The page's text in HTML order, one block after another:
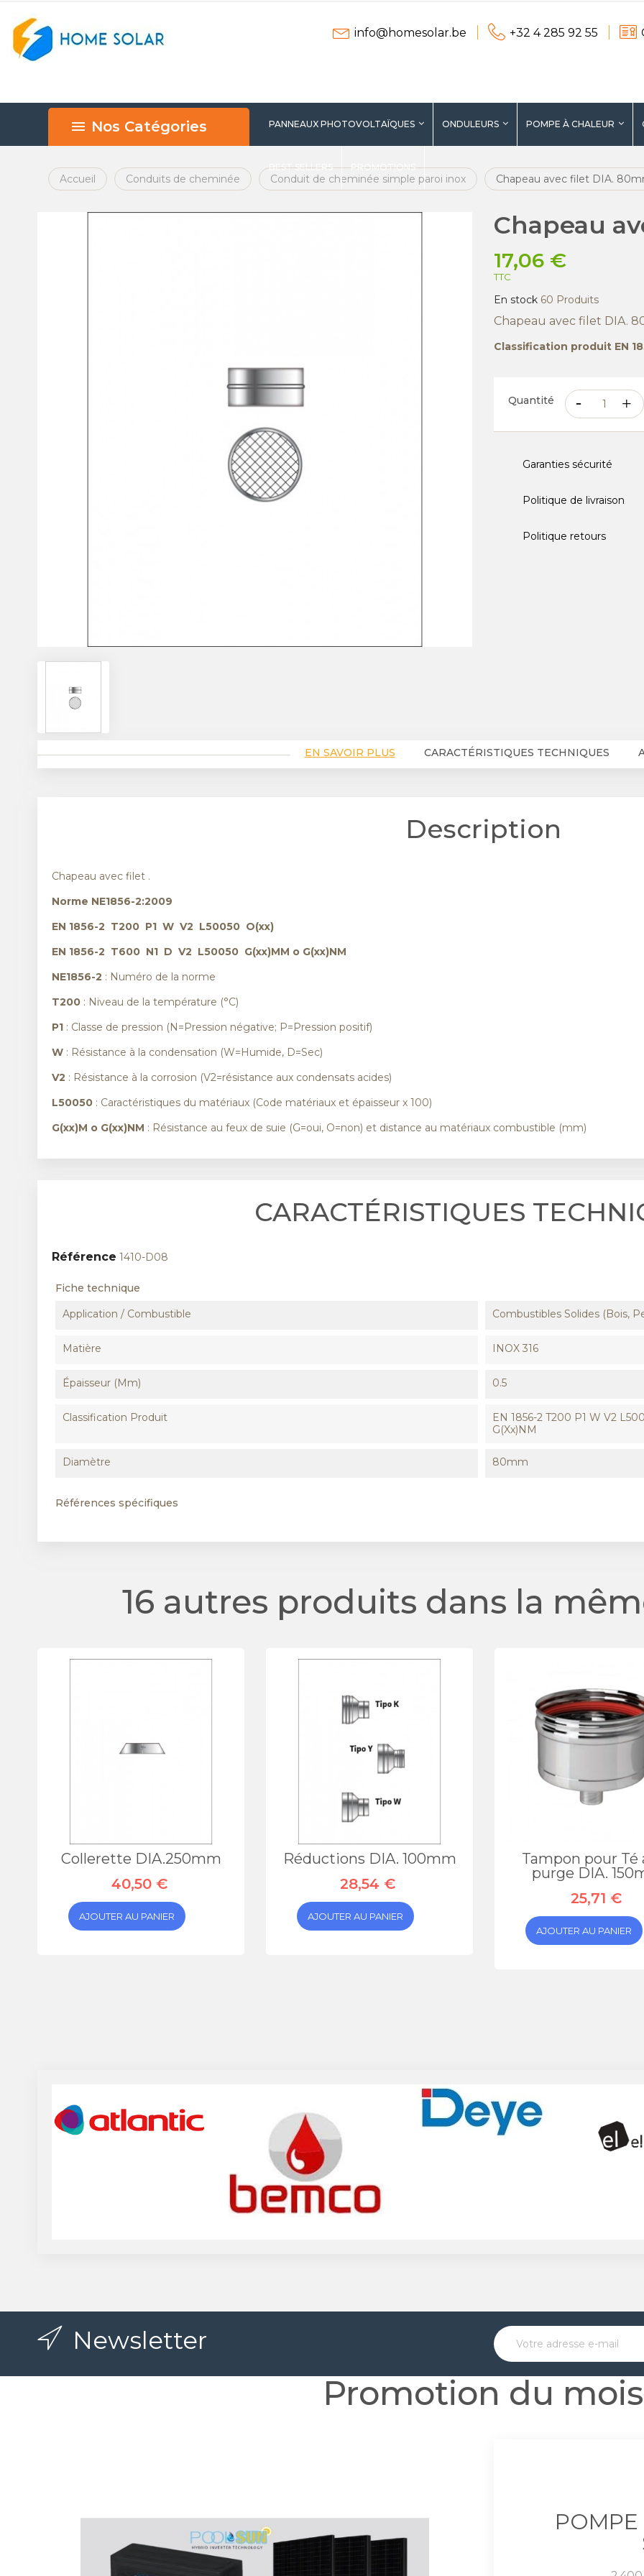
info@homesolar.be +32 4 285 92 55
Nos Catégories PANNEAUX PHOTOVOLTAÏQUES ONDULEURS POMPE À CHALEUR
BEST SELLERS PROMOTIONS
Accueil Conduits de cheminée Conduit de cheminée simple paroi inox Chapeau avec filet DIA.
Chapeau
17,06 €
TTC
En stock 60 Produits
Chapeau avec filet DIA.
Classification produit EN
Quantité
Garanties sécurité
Politique de livraison
Politique retours
EN SAVOIR PLUS CARACTÉRISTIQUES TECHNIQUES
Description
Chapeau avec filet .
Norme NE1856-2:2009
EN 1856-2 T200 P1 W V2 L50050 O(xx)
EN 1856-2 T600 N1 D V2 L50050 G(xx)MM o G(xx)NM
NE1856-2 : Numéro de la norme
T200 : Niveau de la température (°C)
P1 : Classe de pression (N=Pression négative; P=Pression positif)
W : Résistance à la condensation (W=Humide, D=Sec)
V2 : Résistance à la corrosion (V2=résistance aux condensats acides)
L50050 : Caractéristiques du matériaux (Code matériaux et épaisseur x 100)
G(xx)M o G(xx)NM : Résistance au feux de suie (G=oui, O=non) et distance au matériaux combustible (mm)
CARACTÉRISTIQUES
Référence 1410-D08
Fiche technique
Application / Combustible
Combustibles Solides (Bois,
Matière INOX 316
Épaisseur (mm) 0.5
Classification Produit
EN 1856-2 T200 P1 W V2
G(xx)NM
Diamètre 80mm
Références spécifiques
16 autres produits dans la
Collerette DIA.250mm
40,50 €
AJOUTER AU PANIER
Réductions DIA. 100mm
28,54 €
AJOUTER AU PANIER
Tampon pour Té
purge DIA.
25,71 €
AJOUTER AU PANIER
Newsletter
Promotion du mois
Prix